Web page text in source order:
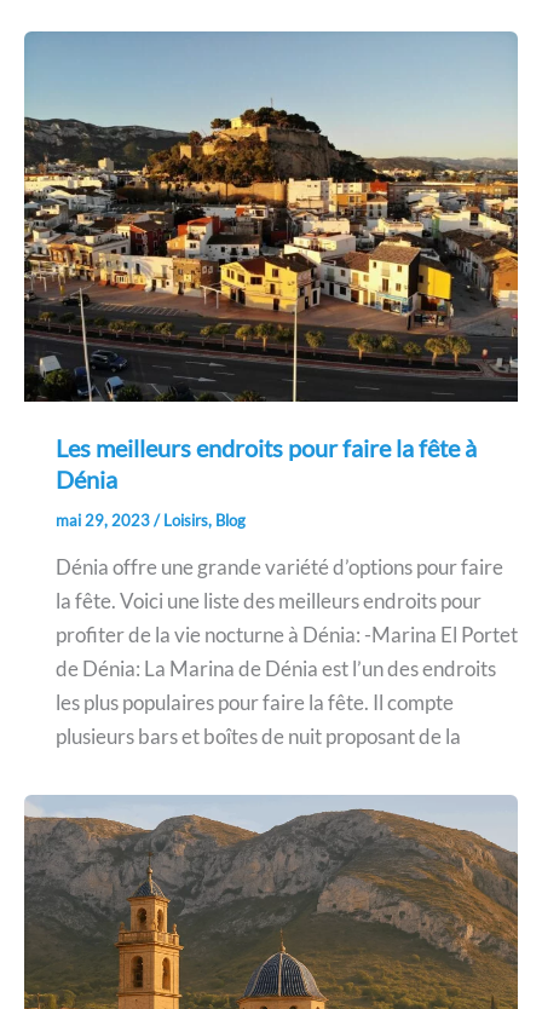
Les meilleurs endroits pour faire la fête à
Dénia
mai 29, 2023/Loisirs, Blog
Dénia offre une grande variété d’options pour faire
la fête. Voici une liste des meilleurs endroits pour
profiter de la vie nocturne à Dénia: -Marina El Portet
de Dénia: La Marina de Dénia est l’un des endroits
les plus populaires pour faire la fête. Il compte
plusieurs bars et boîtes de nuit proposant de la